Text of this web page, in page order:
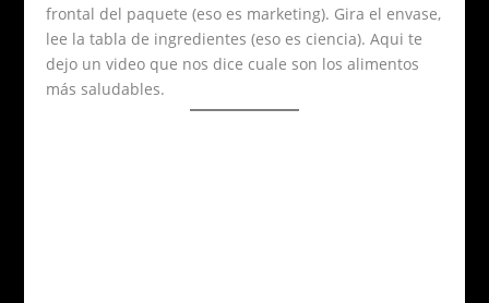
frontal del paquete (eso es marketing). Gira el envase,
lee la tabla de ingredientes (eso es ciencia). Aqui te
dejo un video que nos dice cuale son los alimentos
más saludables.